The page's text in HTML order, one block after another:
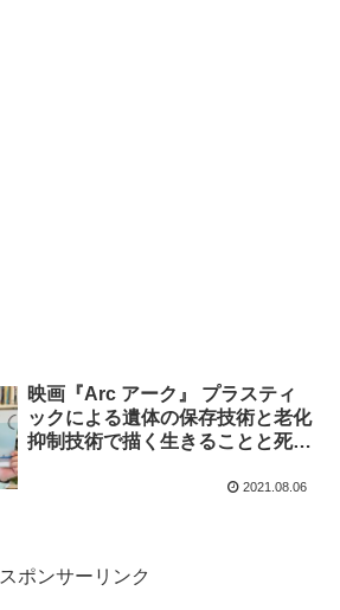
映画『Arc アーク』 プラスティ
ックによる遺体の保存技術と老化
抑制技術で描く生きることと死ぬ
３のパンフレットレビュー2021.08.06
スポンサーリンク